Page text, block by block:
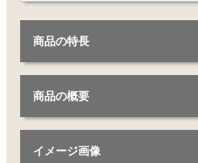
商品の特長
商品の概要
イメージ画像